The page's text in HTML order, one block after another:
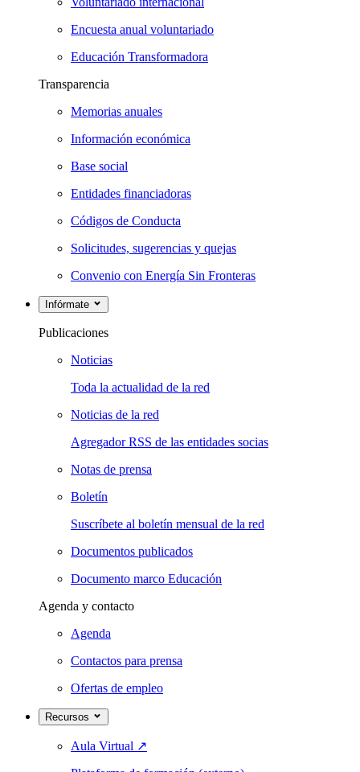
Encuesta anual voluntariado
Educación Transformadora
Transparencia
Memorias anuales
Información económica
Base social
Entidades financiadoras
Códigos de Conducta
Solicitudes, sugerencias y quejas
Convenio con Energía Sin Fronteras
Infórmate
Publicaciones
Noticias
Toda la actualidad de la red
Noticias de la red
Agregador RSS de las entidades socias
Notas de prensa
Boletín
Suscríbete al boletín mensual de la red
Documentos publicados
Documento marco Educación
Agenda y contacto
Agenda
Contactos para prensa
Ofertas de empleo
Recursos
Aula Virtual ↗